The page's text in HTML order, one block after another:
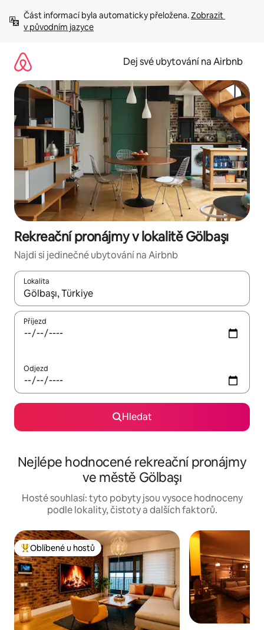
obsah
Část informací byla automaticky přeložena. Zobrazit
v původním jazyce
Dej své ubytování na Airbnb
Rekreační pronájmy v lokalitě Gölbaşı
Najdi si jedinečné ubytování na Airbnb
Lokalita
Až budou výsledky k dispozici, můžeš si je procházet pomocí
Příjezd
Odjezd
Hledat
Nejlépe hodnocené rekreační pronájmy
ve městě Gölbaşı
Hosté souhlasí: tyto pobyty jsou vysoce hodnoceny
podle lokality, čistoty a dalších faktorů.
Nejlepší v kategorii Oblíbené u hostů
Oblíbené u hostů